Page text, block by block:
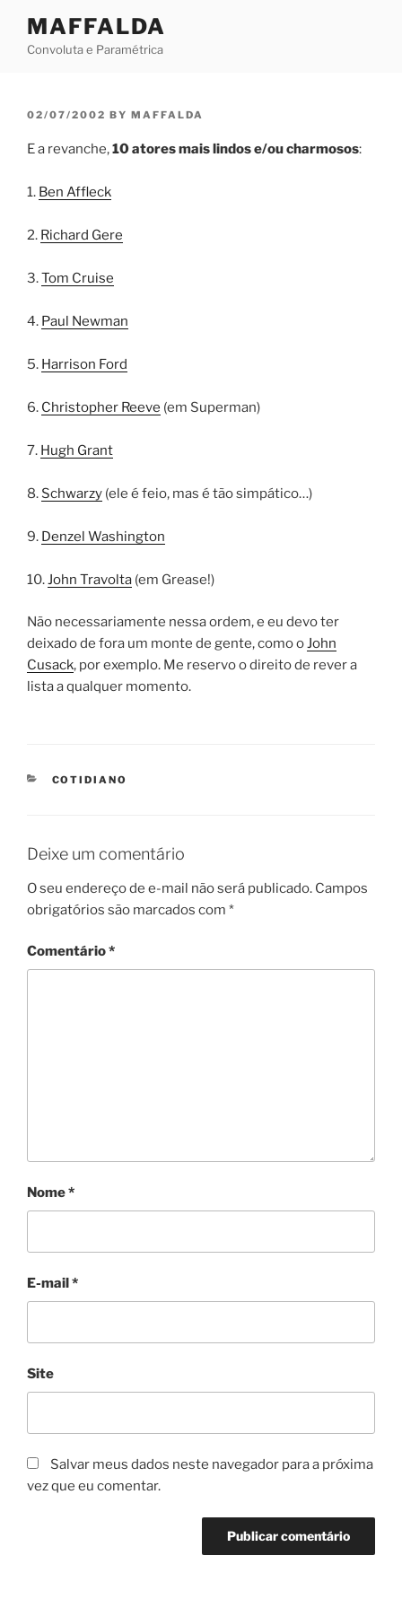
content
MAFFALDA
Convoluta e Paramétrica
POSTED
02/07/2002 BY MAFFALDA
E a revanche,10 atores mais lindos e/ou charmosos:
1. Ben Affleck
2. Richard Gere
3.Tom Cruise
4. Paul Newman
5. Harrison Ford
6. Christopher Reeve (em Superman)
7. Hugh Grant
8. Schwarzy (ele é feio, mas é tão simpático…)
9. Denzel Washington
10.John Travolta (em Grease!)
Não necessariamente nessa ordem, e eu devo ter
deixado de fora um monte de gente, como oJohn
Cusack, por exemplo. Me reservo o direito de rever a
lista a qualquer momento.
CATEGORIES
COTIDIANO
Deixe um comentário
O seu endereço de e-mail não será publicado. Campos
obrigatórios são marcados com *
Comentário*
Nome*
E-mail*
Site
Salvar meus dados neste navegador para a próxima
vez que eu comentar.